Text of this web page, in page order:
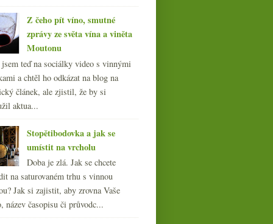
Z čeho pít víno, smutné
zprávy ze světa vína a viněta
Moutonu
teď na sociálky video s vinnými
a chtěl ho odkázat na blog na
článek, ale zjistil, že by si
aktua...
Stopětibodovka a jak se
umístit na vrcholu
Doba je zlá. Jak se chcete
na saturovaném trhu s vinnou
Jak si zajistit, aby zrovna Vaše
název časopisu či průvodc...